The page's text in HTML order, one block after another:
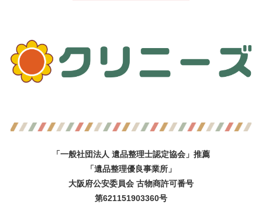
「一般社団法人 遺品整理士認定協会」推薦
「遺品整理優良事業所」
大阪府公安委員会 古物商許可番号
第621151903360号